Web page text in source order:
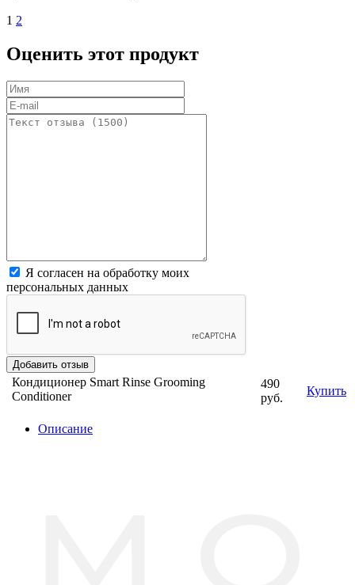
1 2
Оценить этот продукт
Я согласен на обработку моих
персональных данных
Кондиционер Smart Rinse Grooming
Conditioner
490
руб.
Купить
Описание